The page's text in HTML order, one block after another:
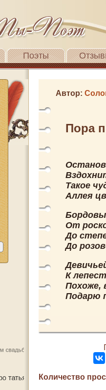
Поэты
Автор:
Пора
Такое
Аллея
От
До
До
К
Похоже,
Подарю
Количество